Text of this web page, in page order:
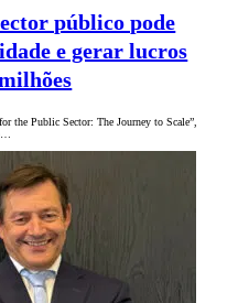
público pode
e gerar lucros
the Public Sector: The Journey to Scale”,